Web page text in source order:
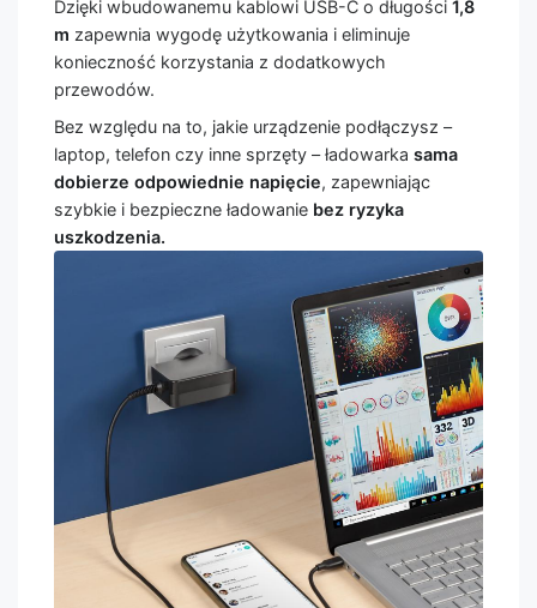
Dzięki wbudowanemu kablowi USB-C o długości 1,8
m zapewnia wygodę użytkowania i eliminuje
konieczność korzystania z dodatkowych
przewodów.
Bez względu na to, jakie urządzenie podłączysz –
laptop, telefon czy inne sprzęty – ładowarka sama
dobierze odpowiednie napięcie, zapewniając
szybkie i bezpieczne ładowanie bez ryzyka
uszkodzenia.